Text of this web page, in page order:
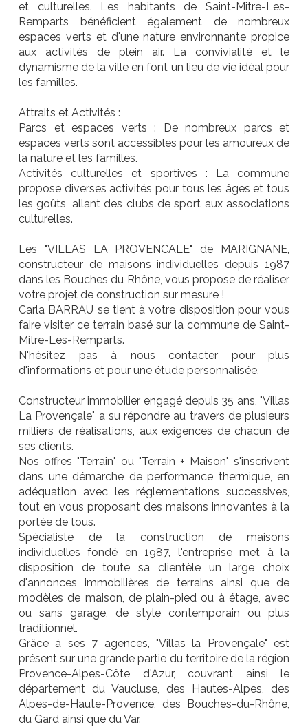
et culturelles. Les habitants de Saint-Mitre-Les-
Remparts bénéficient également de nombreux
espaces verts et d'une nature environnante propice
aux activités de plein air. La convivialité et le
dynamisme de la ville en font un lieu de vie idéal pour
les familles.
Attraits et Activités :
Parcs et espaces verts : De nombreux parcs et
espaces verts sont accessibles pour les amoureux de
la nature et les familles.
Activités culturelles et sportives : La commune
propose diverses activités pour tous les âges et tous
les goûts, allant des clubs de sport aux associations
culturelles.
Les "VILLAS LA PROVENCALE" de MARIGNANE,
constructeur de maisons individuelles depuis 1987
dans les Bouches du Rhône, vous propose de réaliser
votre projet de construction sur mesure !
Carla BARRAU se tient à votre disposition pour vous
faire visiter ce terrain basé sur la commune de Saint-
Mitre-Les-Remparts.
N'hésitez pas à nous contacter pour plus
d'informations et pour une étude personnalisée.
Constructeur immobilier engagé depuis 35 ans, "Villas
La Provençale" a su répondre au travers de plusieurs
milliers de réalisations, aux exigences de chacun de
ses clients.
Nos offres "Terrain" ou "Terrain + Maison" s'inscrivent
dans une démarche de performance thermique, en
adéquation avec les réglementations successives,
tout en vous proposant des maisons innovantes à la
portée de tous.
Spécialiste de la construction de maisons
individuelles fondé en 1987, l'entreprise met à la
disposition de toute sa clientèle un large choix
d'annonces immobilières de terrains ainsi que de
modèles de maison, de plain-pied ou à étage, avec
ou sans garage, de style contemporain ou plus
traditionnel.
Grâce à ses 7 agences, "Villas la Provençale" est
présent sur une grande partie du territoire de la région
Provence-Alpes-Côte d'Azur, couvrant ainsi le
département du Vaucluse, des Hautes-Alpes, des
Alpes-de-Haute-Provence, des Bouches-du-Rhône,
du Gard ainsi que du Var.